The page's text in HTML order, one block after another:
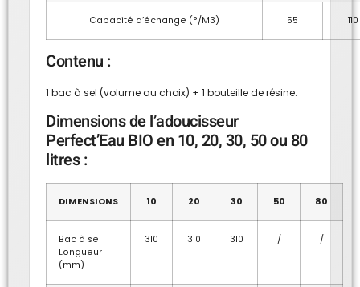
Capacité d’échange (°/M3) 55 110
Contenu :
1 bac à sel (volume au choix) + 1 bouteille de résine.
Dimensions de l’adoucisseur
Perfect’Eau BIO en 10, 20, 30, 50 ou 80
litres :
DIMENSIONS 10 20 30 50 80
Bac à sel
Longueur
(mm)
310 310 310 / /